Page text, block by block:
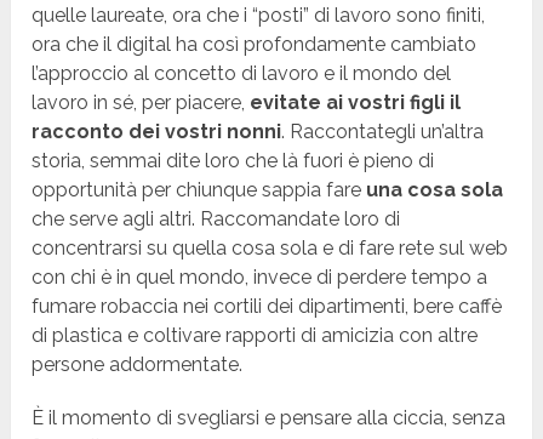
quelle laureate, ora che i “posti” di lavoro sono finiti,
ora che il digital ha così profondamente cambiato
l’approccio al concetto di lavoro e il mondo del
lavoro in sé, per piacere, evitate ai vostri figli il
racconto dei vostri nonni. Raccontategli un’altra
storia, semmai dite loro che là fuori è pieno di
opportunità per chiunque sappia fare una cosa sola
che serve agli altri. Raccomandate loro di
concentrarsi su quella cosa sola e di fare rete sul web
con chi è in quel mondo, invece di perdere tempo a
fumare robaccia nei cortili dei dipartimenti, bere caffè
di plastica e coltivare rapporti di amicizia con altre
persone addormentate.
È il momento di svegliarsi e pensare alla ciccia, senza